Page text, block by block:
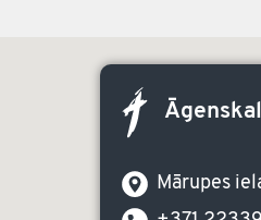
Mārupes